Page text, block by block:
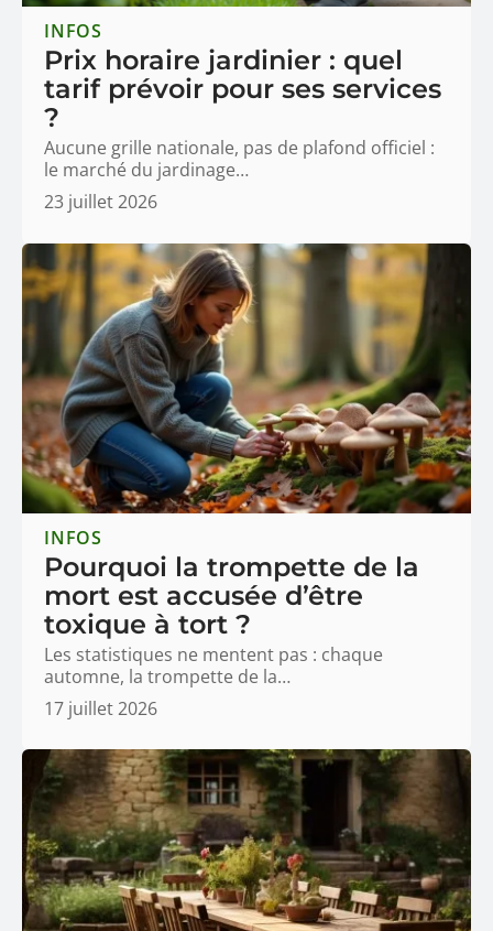
INFOS
Prix horaire jardinier : quel
tarif prévoir pour ses services
?
Aucune grille nationale, pas de plafond officiel :
le marché du jardinage…
23 juillet 2026
INFOS
Pourquoi la trompette de la
mort est accusée d’être
toxique à tort ?
Les statistiques ne mentent pas : chaque
automne, la trompette de la…
17 juillet 2026